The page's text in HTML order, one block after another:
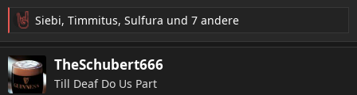
R
e
a
k
t
Siebi, Timmitus, Sulfura und 7 andere
TheSchubert666
Till Deaf Do Us Part